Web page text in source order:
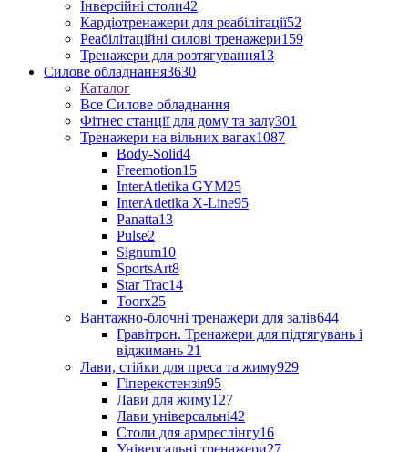
Інверсійні столи42
Кардіотренажери для реабілітації52
Реабілітаційні силові тренажери159
Тренажери для розтягування13
Силове обладнання3630
Каталог
Все Силове обладнання
Фітнес станції для дому та залу301
Тренажери на вільних вагах1087
Body-Solid4
Freemotion15
InterAtletika GYM25
InterAtletika X-Line95
Panatta13
Pulse2
Signum10
SportsArt8
Star Trac14
Toorx25
Вантажно-блочні тренажери для залів644
Гравітрон. Тренажери для підтягувань і
віджимань 21
Лави, стійки для преса та жиму929
Гіперекстензія95
Лави для жиму127
Лави універсальні42
Столи для армреслінгу16
Універсальні тренажери27